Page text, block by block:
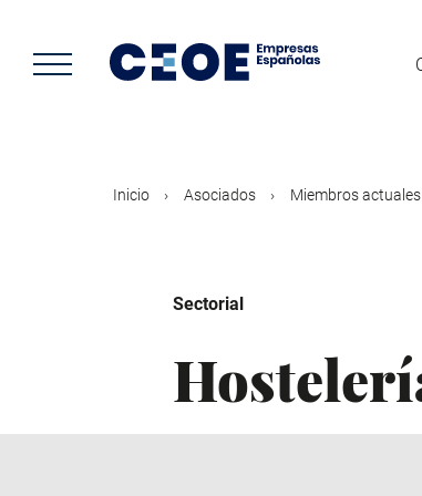
contenido
principal
Inicio Asociados Miembros actuales
Sectorial